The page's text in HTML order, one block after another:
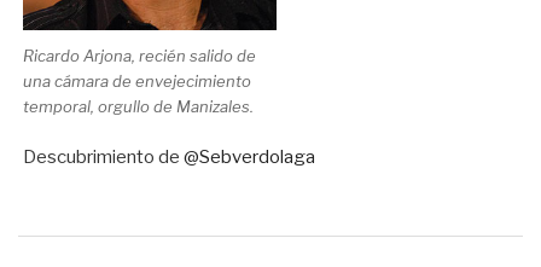
Ricardo Arjona, recién salido de
una cámara de envejecimiento
temporal, orgullo de Manizales.
Descubrimiento de@Sebverdolaga